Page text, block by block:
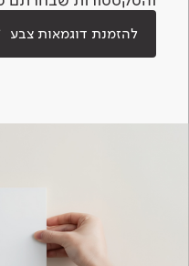
להזמנת דוגמאות צבע